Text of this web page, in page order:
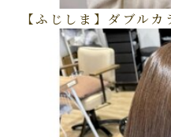
【ふじしま】ダブル